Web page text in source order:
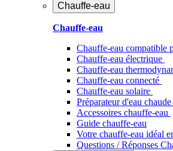
Chauffe-eau
Chauffe-eau
Chauffe-eau compatible
Chauffe-eau électrique
Chauffe-eau
Chauffe-eau connecté
Chauffe-eau solaire
Préparateur d'eau
Accessoires chauffe-eau
Guide chauffe-eau
Votre chauffe-eau idéal
Questions / Réponses